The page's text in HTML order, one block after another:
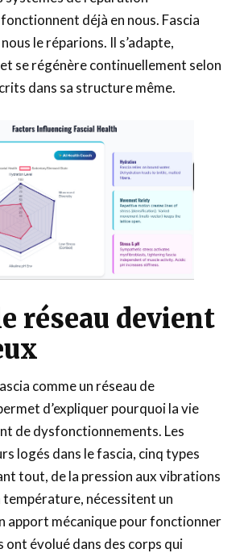
déjà en nous. Fascia
le réparions. Il s’adapte,
se régénère continuellement selon
dans sa structure même.
réseau devient
comme un réseau de
d’expliquer pourquoi la vie
de dysfonctionnements. Les
logés dans le fascia, cinq types
tout, de la pression aux vibrations
température, nécessitent un
apport mécanique pour fonctionner
évolué dans des corps qui